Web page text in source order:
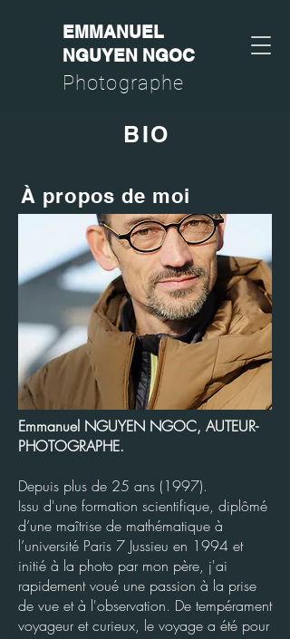
EMMANUEL
NGUYEN NGOC
Photographe
BIO
À propos de moi
Emmanuel NGUYEN NGOC, AUTEUR-
PHOTOGRAPHE.
Depuis plus de 25 ans (1997).
Issu d'une formation scientifique, diplômé
d’une maîtrise de mathématique à
l’université Paris 7 Jussieu en 1994 et
initié à la photo par mon père, j'ai
rapidement voué une passion à la prise
de vue et à l'observation. De tempérament
voyageur et curieux, le voyage a été pour